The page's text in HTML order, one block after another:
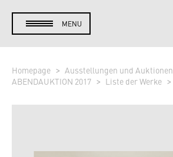
MENU
Homepage
Ausstellungen und Auktionen
ABENDAUKTION 2017
Liste der Werke